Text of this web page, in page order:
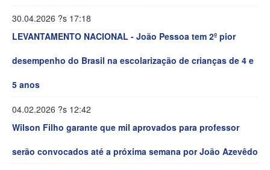
30.04.2026 ?s 17:18
LEVANTAMENTO NACIONAL - João Pessoa tem 2º pior
desempenho do Brasil na escolarização de crianças de 4 e
5 anos
04.02.2026 ?s 12:42
Wilson Filho garante que mil aprovados para professor
serão convocados até a próxima semana por João Azevêdo